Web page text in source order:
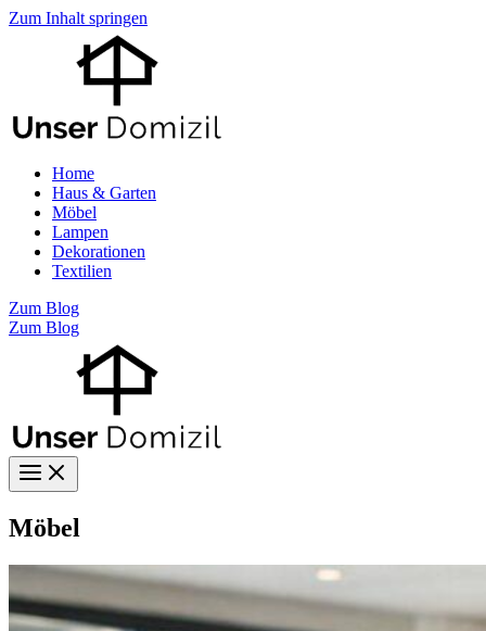
Zum Inhalt springen
Home
Haus & Garten
Möbel
Lampen
Dekorationen
Textilien
Zum Blog
Zum Blog
Möbel